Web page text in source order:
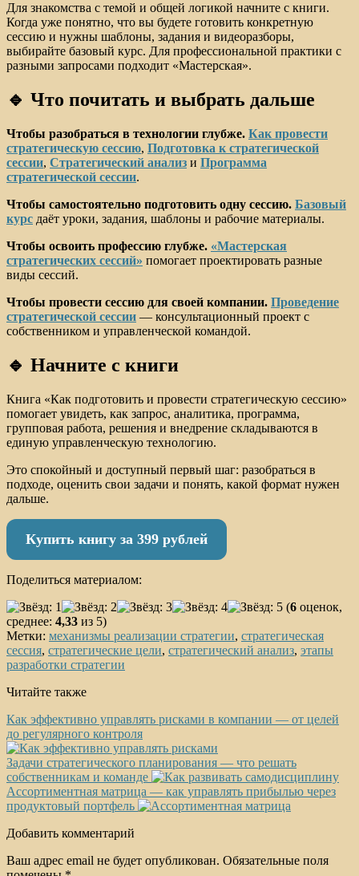
Для знакомства с темой и общей логикой начните с книги.
Когда уже понятно, что вы будете готовить конкретную
сессию и нужны шаблоны, задания и видеоразборы,
выбирайте базовый курс. Для профессиональной практики с
разными запросами подходит «Мастерская».
🔹 Что почитать и выбрать дальше
Чтобы разобраться в технологии глубже. Как провести
стратегическую сессию, Подготовка к стратегической
сессии, Стратегический анализ и Программа
стратегической сессии.
Чтобы самостоятельно подготовить одну сессию. Базовый
курс даёт уроки, задания, шаблоны и рабочие материалы.
Чтобы освоить профессию глубже. «Мастерская
стратегических сессий» помогает проектировать разные
виды сессий.
Чтобы провести сессию для своей компании. Проведение
стратегической сессии — консультационный проект с
собственником и управленческой командой.
🔹 Начните с книги
Книга «Как подготовить и провести стратегическую сессию»
помогает увидеть, как запрос, аналитика, программа,
групповая работа, решения и внедрение складываются в
единую управленческую технологию.
Это спокойный и доступный первый шаг: разобраться в
подходе, оценить свои задачи и понять, какой формат нужен
дальше.
Купить книгу за 399 рублей
Поделиться материалом:
(6 оценок,
среднее: 4,33 из 5)
Метки: механизмы реализации стратегии, стратегическая
сессия, стратегические цели, стратегический анализ, этапы
разработки стратегии
Читайте также
Как эффективно управлять рисками в компании — от целей
до регулярного контроля
Задачи стратегического планирования — что решать
собственникам и команде
Ассортиментная матрица — как управлять прибылью через
продуктовый портфель
Добавить комментарий
Ваш адрес email не будет опубликован. Обязательные поля